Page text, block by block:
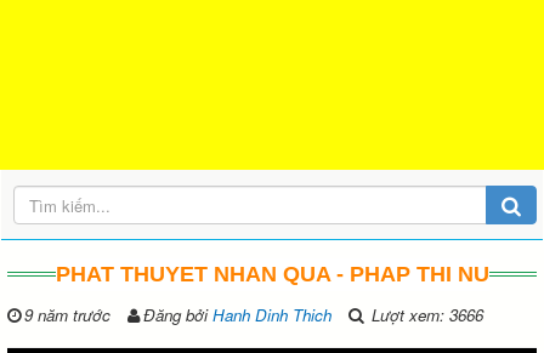
PHAT THUYET NHAN QUA - PHAP THI NU
9 năm trước Đăng bởiHanh Dinh Thich Lượt xem: 3666